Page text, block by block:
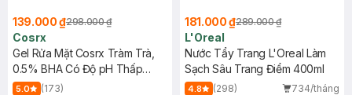
139.000 ₫298.000 ₫
Cosrx
Gel Rửa Mặt Cosrx Tràm Trà,
0.5% BHA Có Độ pH Thấp
150ml
5.0
(173)
181.000 ₫289.000 ₫
L'Oreal
Nước Tẩy Trang L'Oreal Làm
Sạch Sâu Trang Điểm 400ml
4.8 (298)
734/tháng